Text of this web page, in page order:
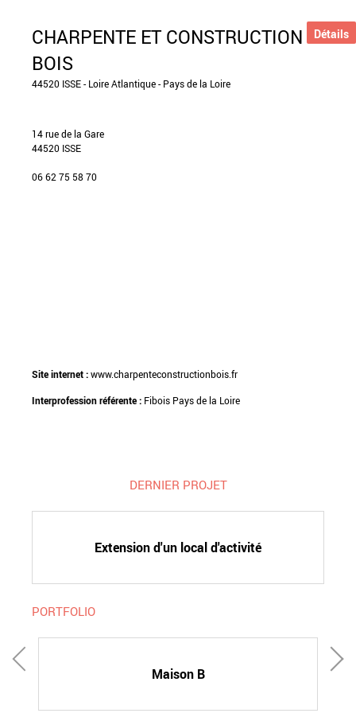
CHARPENTE ET CONSTRUCTION
BOIS
44520 ISSE - Loire Atlantique - Pays de la Loire
14 rue de la Gare
44520 ISSE
06 62 75 58 70
Site internet :www.charpenteconstructionbois.fr
Interprofession référente : Fibois Pays de la Loire
DERNIER PROJET
Extension d'un local d'activité
Détails
PORTFOLIO
Maison B